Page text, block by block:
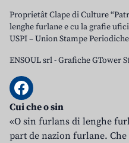
Proprietât Clape di Culture
lenghe furlane e cu la grafie
USPI – Union Stampe
ENSOUL srl-Grafiche GTower
Cui che o sin
«O sin furlans di lenghe
part de nazion furlane.